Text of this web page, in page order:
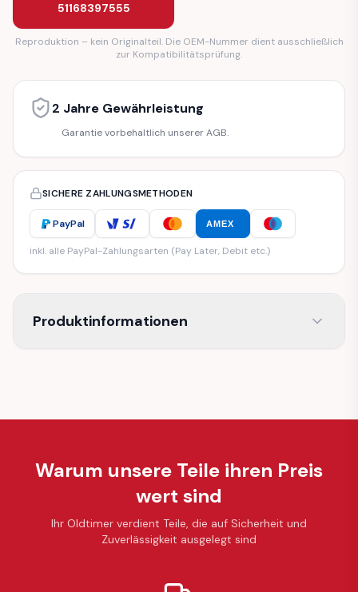
51168397555
Reproduktion – kein Originalteil. Die OEM-Nummer dient ausschließlich
zur Kompatibilitätsprüfung.
2 Jahre Gewährleistung
Garantie vorbehaltlich unserer AGB.
SICHERE ZAHLUNGSMETHODEN
PayPal AMEX
inkl. alle PayPal-Zahlungsarten (Pay Later, Debit etc.)
Produktinformationen
Warum unsere Teile ihren Preis
wert sind
Ihr Oldtimer verdient Teile, die auf Sicherheit und
Zuverlässigkeit ausgelegt sind